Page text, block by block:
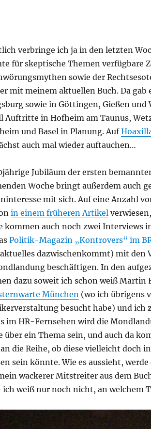
verbringe ich ja in den letzten
für skeptische Themen verfügbare
sowie der
mit meinem aktuellen Buch. Da gab
sowie in Göttingen, Gießen und
Auftritte in Hofheim am Taunus,
und Basel in Planung. Auf
auch mal wieder auftauchen…
Jubiläum der ersten
Woche bringt außerdem auch
mit sich. Auf eine Anzahl
in einem früheren Artikel
kommen auch noch zwei Interviews
Politik-Magazin „Kontrovers“ im
dazwischenkommt) mit den
beschäftigen. In den
dazu soweit ich schon weiß Martin
München(wo ich übrigens
besucht habe) und ich
im HR-Fernsehen wird die
über ein Thema sein, und auch da
die Reihe, ob diese vielleicht doch
sein könnte. Wie es aussieht,
wackerer Mitstreiter aus dem
ich weiß nur noch nicht, an welchem